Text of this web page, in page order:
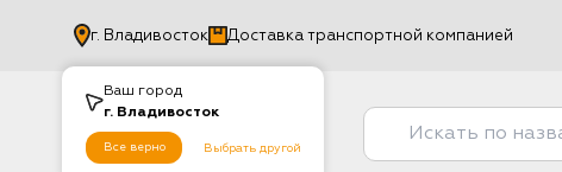
Ваш город
г. Владивосток
Все верно Выбрать другой
г. Владивосток Доставка транспортной компанией